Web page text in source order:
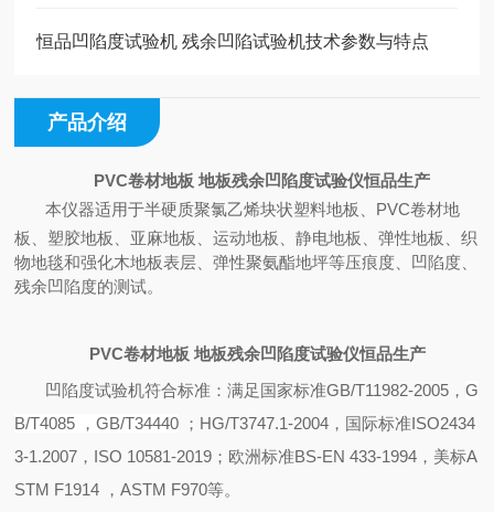
恒品凹陷度试验机 残余凹陷试验机技术参数与特点
产品介绍
PVC卷材地板 地板残余凹陷度试验仪恒品生产
本仪器适用于半硬质聚氯乙烯块状塑料地板、 PVC卷材地
板、塑胶地板、亚麻地板、运动地板、静电地板、弹性地板、织
物地毯和强化木地板表层、弹性聚氨酯地坪等压痕度、凹陷度、
残余凹陷度的测试。
PVC卷材地板 地板残余凹陷度试验仪恒品生产
凹陷度试验机符合标准：满足国家标准GB/T11982-2005 ，G
B/T4085 ，GB/T34440 ； HG/T3747.1-2004，国际标准ISO2434
3-1.2007 ， ISO 10581-2019； 欧洲标准BS-EN 433-1994，美标A
STM F1914 ，ASTM F970等。